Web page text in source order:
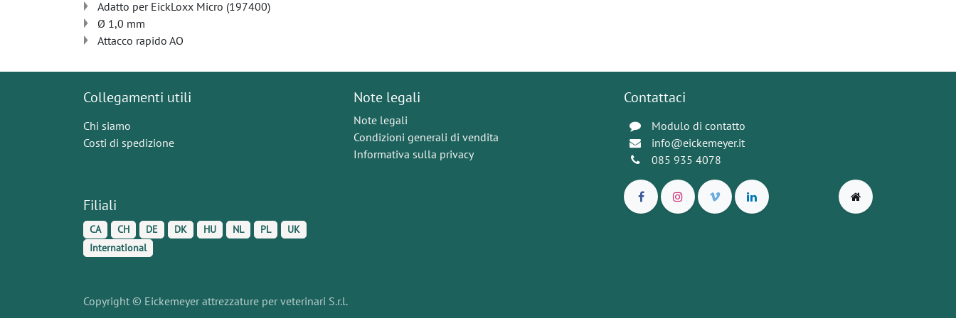
Adatto per EickLoxx Micro (197400)
Ø 1,0 mm
Attacco rapido AO
Collegamenti utili
Chi siamo
Costi di spedizione
Filiali
CA CH DE DK HU NL PL
UK
International
Note legali
Note legali
Condizioni generali di vendita
Informativa sulla privacy
Contattaci
Modulo di contatto
info@eickemeyer.it
085 935 4078
Copyright © Eickemeyer attrezzature per veterinari S.r.l.